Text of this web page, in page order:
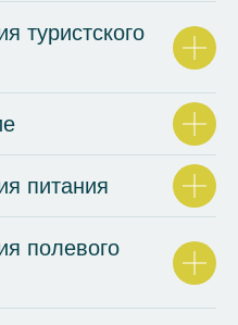
туристского
питания
полевого